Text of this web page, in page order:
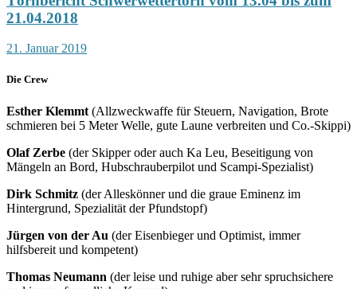
21.04.2018
21. Januar 2019
Die Crew
Esther Klemmt (Allzweckwaffe für Steuern, Navigation, Brote
schmieren bei 5 Meter Welle, gute Laune verbreiten und Co.-Skippi)
Olaf Zerbe (der Skipper oder auch Ka Leu, Beseitigung von
Mängeln an Bord, Hubschrauberpilot und Scampi-Spezialist)
Dirk Schmitz (der Alleskönner und die graue Eminenz im
Hintergrund, Spezialität der Pfundstopf)
Jürgen von der Au (der Eisenbieger und Optimist, immer
hilfsbereit und kompetent)
Thomas Neumann (der leise und ruhige aber sehr spruchsichere